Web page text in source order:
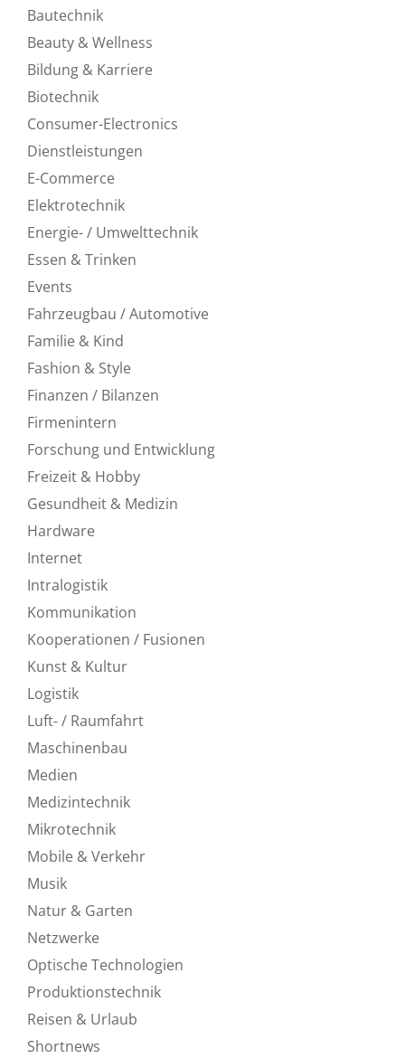
Bautechnik
Beauty & Wellness
Bildung & Karriere
Biotechnik
Consumer-Electronics
Dienstleistungen
E-Commerce
Elektrotechnik
Energie- / Umwelttechnik
Essen & Trinken
Events
Fahrzeugbau / Automotive
Familie & Kind
Fashion & Style
Finanzen / Bilanzen
Firmenintern
Forschung und Entwicklung
Freizeit & Hobby
Gesundheit & Medizin
Hardware
Internet
Intralogistik
Kommunikation
Kooperationen / Fusionen
Kunst & Kultur
Logistik
Luft- / Raumfahrt
Maschinenbau
Medien
Medizintechnik
Mikrotechnik
Mobile & Verkehr
Musik
Natur & Garten
Netzwerke
Optische Technologien
Produktionstechnik
Reisen & Urlaub
Shortnews